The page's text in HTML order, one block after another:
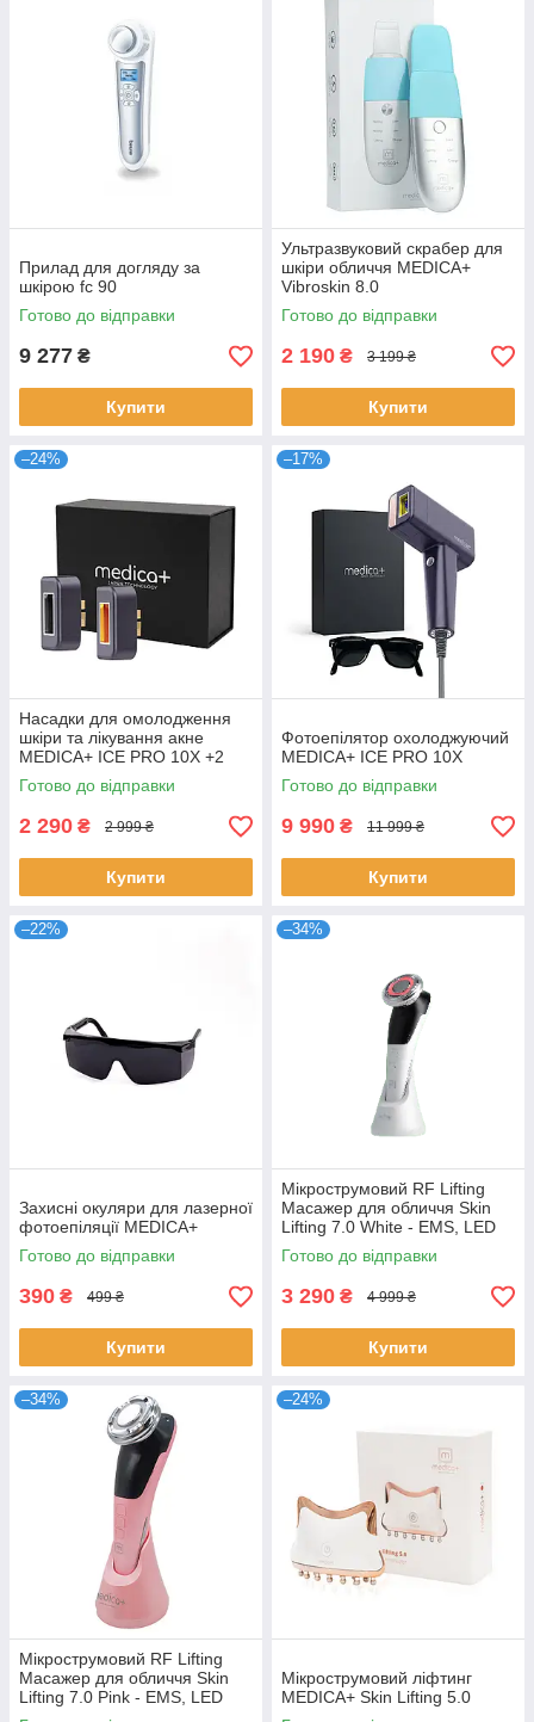
Прилад для догляду за
шкірою fc 90
Готово до відправки
9 277 ₴
Купити
Ультразвуковий скрабер для
шкіри обличчя MEDICA+
Vibroskin 8.0
Готово до відправки
2 190 ₴ 3 199 ₴
Купити
–24%
Насадки для омолодження
шкіри та лікування акне
MEDICA+ ICE PRO 10X +2
Готово до відправки
2 290 ₴ 2 999 ₴
Купити
–17%
Фотоепілятор охолоджуючий
MEDICA+ ICE PRO 10X
Готово до відправки
9 990 ₴ 11 999 ₴
Купити
–22%
Захисні окуляри для лазерної
фотоепіляції MEDICA+
Готово до відправки
390 ₴ 499 ₴
Купити
–34%
Мікрострумовий RF Lifting
Масажер для обличчя Skin
Lifting 7.0 White - EMS, LED
Готово до відправки
3 290 ₴ 4 999 ₴
Купити
–34%
Мікрострумовий RF Lifting
Масажер для обличчя Skin
Lifting 7.0 Pink - EMS, LED
–24%
Мікрострумовий ліфтинг
MEDICA+ Skin Lifting 5.0